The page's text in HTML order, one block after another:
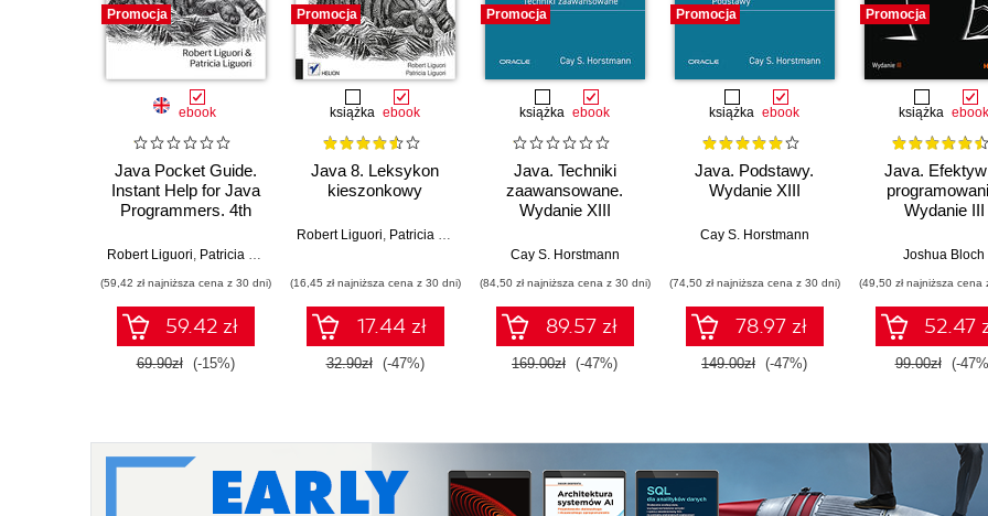
Promocja
ebook
Java Pocket Guide.
Instant Help for Java
Programmers. 4th
Robert Liguori, Patricia Liguori
(59,42 zł najniższa cena z 30 dni)
59.42 zł
69.90zł (-15%)
Promocja
książka ebook
Java 8. Leksykon
kieszonkowy
Robert Liguori, Patricia Liguori
(16,45 zł najniższa cena z 30 dni)
17.44 zł
32.90zł (-47%)
Promocja
książka ebook
Java. Techniki
zaawansowane.
Wydanie XIII
Cay S. Horstmann
(84,50 zł najniższa cena z 30 dni)
89.57 zł
169.00zł (-47%)
Promocja
książka ebook
Java. Podstawy.
Wydanie XIII
Cay S. Horstmann
(74,50 zł najniższa cena z 30 dni)
78.97 zł
149.00zł (-47%)
Promocja
książka ebook
Java.
Wydanie III
Joshua Bloch
(49,50 zł najniższa cena
52.47
99.00zł (-